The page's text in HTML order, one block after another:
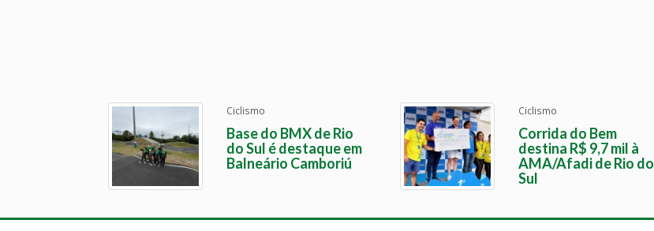
Ciclismo
Base do BMX de Rio
do Sul é destaque em
Balneário Camboriú
Ciclismo
Corrida do Bem
destina R$ 9,7 mil à
AMA/Afadi de Rio do
Sul